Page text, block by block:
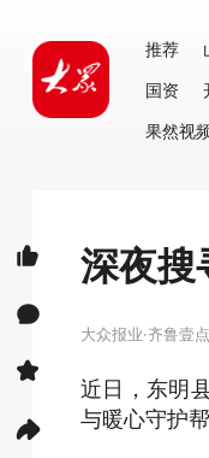
推荐
国资
果然视
深夜搜
大众报业·齐鲁壹点
近日，东明
与暖心守护